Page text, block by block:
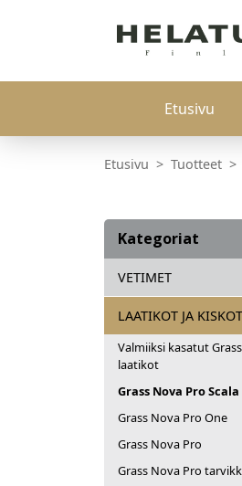
Etusivu
Etusivu Tuotteet
Kategoriat
VETIMET
LAATIKOT JA KISKOT
Valmiiksi kasatut
laatikot
Grass Nova Pro Scala
Grass Nova Pro One
Grass Nova Pro
Grass Nova Pro